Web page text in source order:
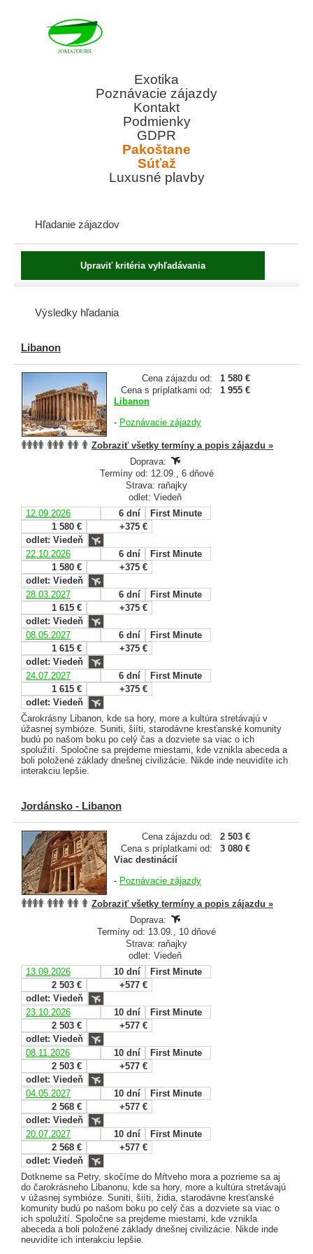
Exotika
Poznávacie zájazdy
Kontakt
Podmienky
GDPR
Pakoštane
Súťaž
Luxusné plavby
Hľadanie zájazdov
Výsledky hľadania
Libanon
Cena zájazdu od:
1 580 €
Cena s príplatkami od:
1 955 €
Libanon
- Poznávacie zájazdy
Zobraziť všetky termíny a popis zájazdu »
Doprava:
Termíny od: 12.09., 6 dňové
Strava: raňajky
odlet: Viedeň
12.09.2026
6 dní
First Minute
1 580 €
+375 €
odlet: Viedeň
22.10.2026
6 dní
First Minute
1 580 €
+375 €
odlet: Viedeň
28.03.2027
6 dní
First Minute
1 615 €
+375 €
odlet: Viedeň
08.05.2027
6 dní
First Minute
1 615 €
+375 €
odlet: Viedeň
24.07.2027
6 dní
First Minute
1 615 €
+375 €
odlet: Viedeň
Čarokrásny Libanon, kde sa hory, more a kultúra stretávajú v
úžasnej symbióze. Suniti, šiíti, starodávne kresťanské komunity
budú po našom boku po celý čas a dozviete sa viac o ich
spolužití. Spoločne sa prejdeme miestami, kde vznikla abeceda a
boli položené základy dnešnej civilizácie. Nikde inde neuvidíte ich
interakciu lepšie.
Jordánsko - Libanon
Cena zájazdu od:
2 503 €
Cena s príplatkami od:
3 080 €
Viac destinácií
- Poznávacie zájazdy
Zobraziť všetky termíny a popis zájazdu »
Doprava:
Termíny od: 13.09., 10 dňové
Strava: raňajky
odlet: Viedeň
13.09.2026
10 dní
First Minute
2 503 €
+577 €
odlet: Viedeň
23.10.2026
10 dní
First Minute
2 503 €
+577 €
odlet: Viedeň
08.11.2026
10 dní
First Minute
2 503 €
+577 €
odlet: Viedeň
04.05.2027
10 dní
First Minute
2 568 €
+577 €
odlet: Viedeň
20.07.2027
10 dní
First Minute
2 568 €
+577 €
odlet: Viedeň
Dotkneme sa Petry, skočíme do Mŕtveho mora a pozrieme sa aj
do čarokrásneho Libanonu, kde sa hory, more a kultúra stretávajú
v úžasnej symbióze. Suniti, šiíti, židia, starodávne kresťanské
komunity budú po našom boku po celý čas a dozviete sa viac o
ich spolužití. Spoločne sa prejdeme miestami, kde vznikla
abeceda a boli položené základy dnešnej civilizácie. Nikde inde
neuvidíte ich interakciu lepšie.